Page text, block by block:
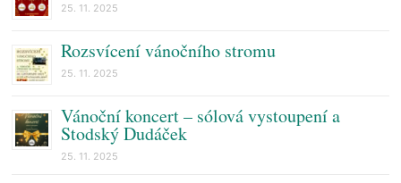
25. 11. 2025
Rozsvícení vánočního stromu
25. 11. 2025
Vánoční koncert – sólová vystoupení a
Stodský Dudáček
25. 11. 2025